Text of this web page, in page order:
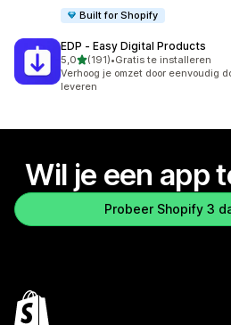
Built for Shopify
EDP ‑ Easy Digital Products
5,0van 5 sterren
(191)
191 recensies in totaal
•Gratis te installeren
Verhoog je omzet door eenvoudig
leveren
Wil je een app
Probeer Shopify 3